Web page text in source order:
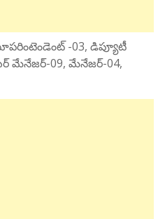
-03, డిప్యూటీ
మేనేజర్-09, మేనేజర్-04,